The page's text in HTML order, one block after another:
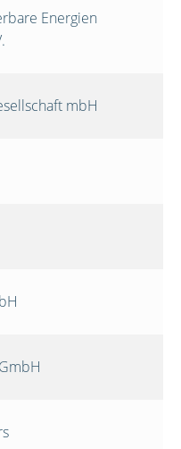
Energien
mbH